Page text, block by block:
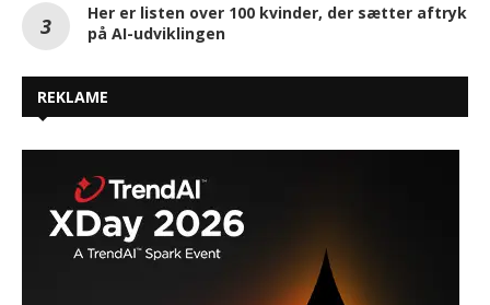
Her er listen over 100 kvinder, der sætter aftryk
på AI-udviklingen
REKLAME